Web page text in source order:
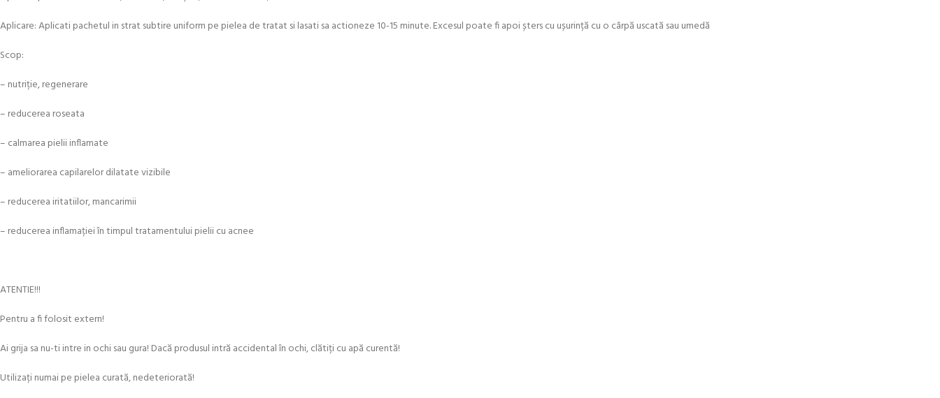
Aplicare: Aplicati pachetul in strat subtire uniform pe pielea de tratat si lasati sa actioneze 10-15 minute. Excesul poate fi apoi șters cu ușurință cu o cârpă uscată sau umedă
Scop:
– nutriție, regenerare
– reducerea roseata
– calmarea pielii inflamate
– ameliorarea capilarelor dilatate vizibile
– reducerea iritatiilor, mancarimii
– reducerea inflamației în timpul tratamentului pielii cu acnee
ATENTIE!!!
Pentru a fi folosit extern!
Ai grija sa nu-ti intre in ochi sau gura! Dacă produsul intră accidental în ochi, clătiți cu apă curentă!
Utilizați numai pe pielea curată, nedeteriorată!